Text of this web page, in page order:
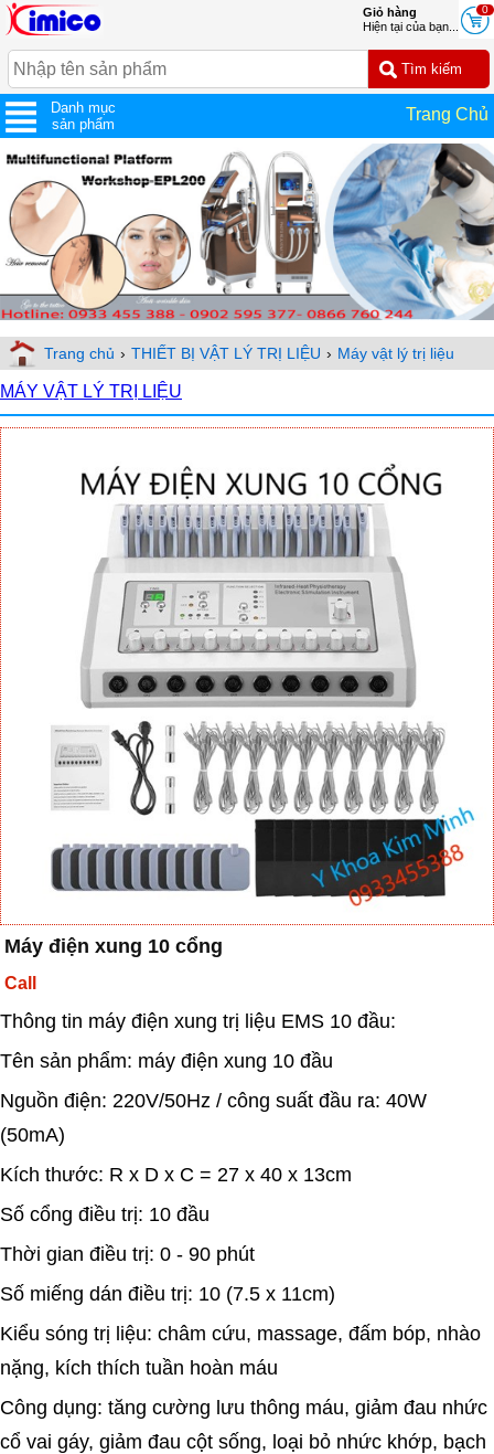
0
Giỏ hàng
Hiện tại của bạn...
Danh mục
sản phẩm
Trang Chủ
Trang chủ › THIẾT BỊ VẬT LÝ TRỊ LIỆU › Máy vật lý trị liệu
MÁY VẬT LÝ TRỊ LIỆU
Máy điện xung 10 cổng
Call
Thông tin máy điện xung trị liệu EMS 10 đầu:
Tên sản phẩm: máy điện xung 10 đầu
Nguồn điện: 220V/50Hz / công suất đầu ra: 40W
(50mA)
Kích thước: R x D x C = 27 x 40 x 13cm
Số cổng điều trị: 10 đầu
Thời gian điều trị: 0 - 90 phút
Số miếng dán điều trị: 10 (7.5 x 11cm)
Kiểu sóng trị liệu: châm cứu, massage, đấm bóp, nhào
nặng, kích thích tuần hoàn máu
Công dụng: tăng cường lưu thông máu, giảm đau nhức
cổ vai gáy, giảm đau cột sống, loại bỏ nhức khớp, bạch